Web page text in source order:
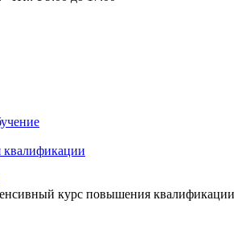
курс повышения